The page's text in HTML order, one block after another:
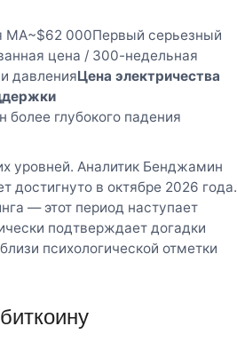
MA~$62 000Первый серьезный
цена / 300-недельная
давленияЦена электричества
глубокого падения
уровней. Аналитик Бенджамин
достигнуто в октябре 2026 года.
— этот период наступает
подтверждает догадки
психологической отметки